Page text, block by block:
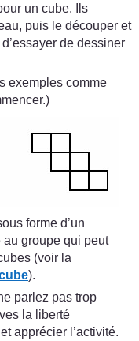
un cube. Ils
puis le découper et
de dessiner
exemples comme
forme d’un
au groupe qui peut
(voir la
).
parlez pas trop
la liberté
apprécier l’activité.